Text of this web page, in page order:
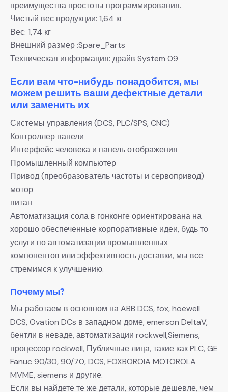
преимущества простоты программирования.
Чистый вес продукции: 1,64 кг
Вес: 1,74 кг
Внешний размер :Spare_Parts
Техническая информация: драйв System 09
Если вам что-нибудь понадобится, мы
можем решить ваши дефектные детали
или заменить их
Системы управления (DCS, PLC/SPS, CNC)
Контроллер панели
Интерфейс человека и панель отображения
Промышленный компьютер
Привод (преобразователь частоты и сервопривод)
мотор
питан
Автоматизация сола в гонконге ориентирована на
хорошо обеспеченные корпоративные идеи, будь то
услуги по автоматизации промышленных
компонентов или эффективность доставки, мы все
стремимся к улучшению.
Почему мы?
Мы работаем в основном на ABB DCS, fox, hoewell
DCS, Ovation DCs в западном доме, emerson DeltaV,
бентли в неваде, автоматизации rockwell,Siemens,
процессор rockwell, Публичные лица, такие как PLC, GE
Fanuc 90/30, 90/70, DCS, FOXBOROIA MOTOROLA
MVME, siemens и другие.
Если вы найдете те же детали, которые дешевле, чем